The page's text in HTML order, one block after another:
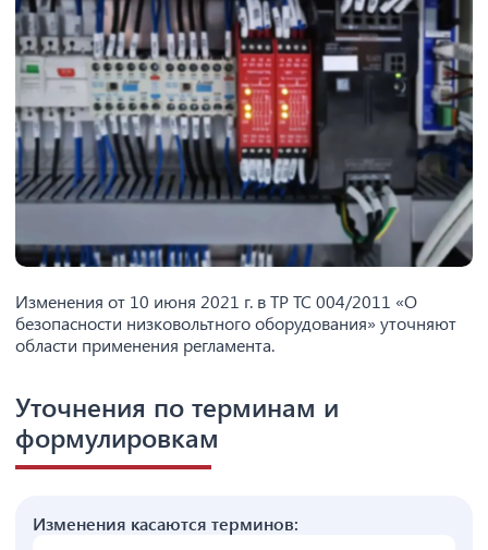
Изменения от 10 июня 2021 г. в ТР ТС 004/2011 «О
безопасности низковольтного оборудования» уточняют
области применения регламента.
Уточнения по терминам и
формулировкам
Изменения касаются терминов: